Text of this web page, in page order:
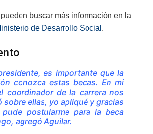
buscar más información en la
de Desarrollo Social .
es importante que la
conozca estas becas. En mi
coordinador de la carrera nos
sobre ellas, yo apliqué y gracias
postularme para la beca
agregó Aguilar.